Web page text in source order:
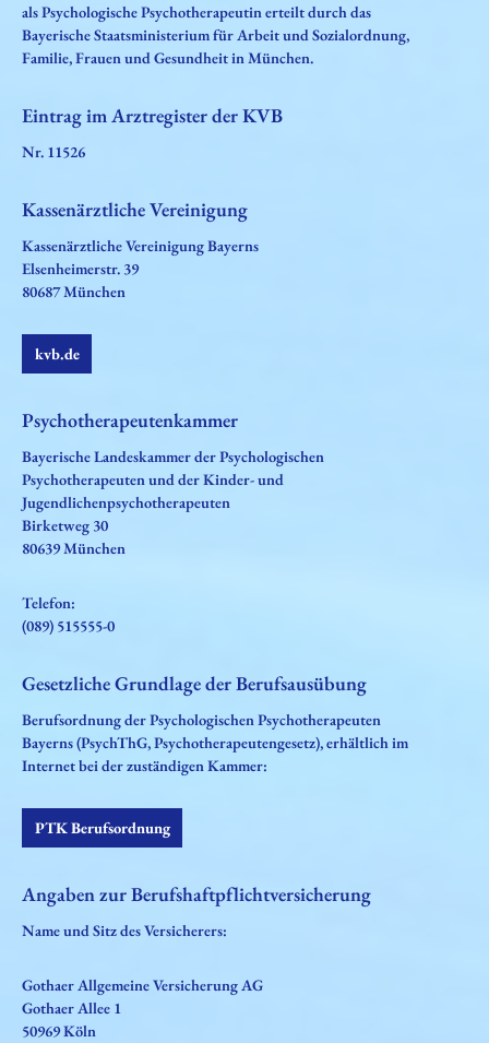
als Psychologische Psychotherapeutin erteilt durch das
Bayerische Staatsministerium für Arbeit und Sozialordnung,
Familie, Frauen und Gesundheit in München.
Eintrag im Arztregister der KVB
Nr. 11526
Kassenärztliche Vereinigung
Kassenärztliche Vereinigung Bayerns
Elsenheimerstr. 39
80687 München
kvb.de
Psychotherapeutenkammer
Bayerische Landeskammer der Psychologischen
Psychotherapeuten und der Kinder- und
Jugendlichenpsychotherapeuten
Birketweg 30
80639 München
Telefon:
(089) 515555-0
Gesetzliche Grundlage der Berufsausübung
Berufsordnung der Psychologischen Psychotherapeuten
Bayerns (PsychThG, Psychotherapeutengesetz), erhältlich im
Internet bei der zuständigen Kammer:
PTK Berufsordnung
Angaben zur Berufshaftpflichtversicherung
Name und Sitz des Versicherers:
Gothaer Allgemeine Versicherung AG
Gothaer Allee 1
50969 Köln